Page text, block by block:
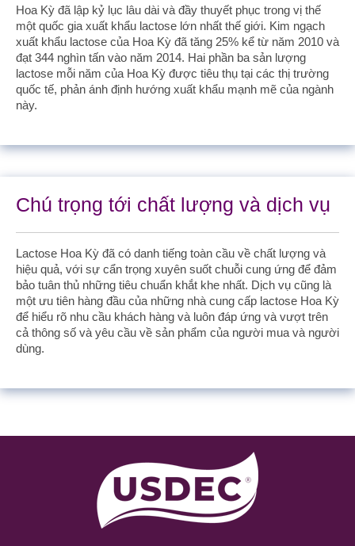
Hoa Kỳ đã lập kỷ lục lâu dài và đầy thuyết phục trong vị thế
một quốc gia xuất khẩu lactose lớn nhất thế giới. Kim ngạch
xuất khẩu lactose của Hoa Kỳ đã tăng 25% kể từ năm 2010 và
đạt 344 nghìn tấn vào năm 2014. Hai phần ba sản lượng
lactose mỗi năm của Hoa Kỳ được tiêu thụ tại các thị trường
quốc tế, phản ánh định hướng xuất khẩu mạnh mẽ của ngành
này.
Chú trọng tới chất lượng và dịch vụ
Lactose Hoa Kỳ đã có danh tiếng toàn cầu về chất lượng và
hiệu quả, với sự cẩn trọng xuyên suốt chuỗi cung ứng để đảm
bảo tuân thủ những tiêu chuẩn khắt khe nhất. Dịch vụ cũng là
một ưu tiên hàng đầu của những nhà cung cấp lactose Hoa Kỳ
để hiểu rõ nhu cầu khách hàng và luôn đáp ứng và vượt trên
cả thông số và yêu cầu về sản phẩm của người mua và người
dùng.